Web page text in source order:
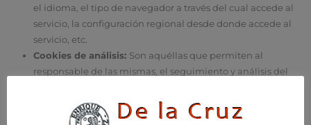
el idioma, el tipo de navegador a través del cual accede al
servicio, la configuración regional desde donde accede al
servicio, etc.
Cookies de análisis: Son aquéllas que permiten al
responsable de las mismas, el seguimiento y análisis del
están vinculadas. La información recogida mediante este
tipo de cookies se utiliza en la medición de la actividad de